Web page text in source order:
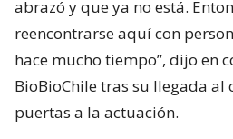
abrazó y que ya no está.
reencontrarse aquí con
hace mucho tiempo”, dijo en
BioBioChile tras su llegada al
puertas a la actuación.